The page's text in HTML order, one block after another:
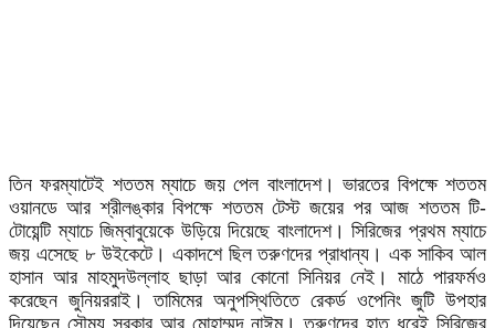
তিন ফরম্যাটেই শততম ম্যাচে জয় পেল বাংলাদেশ। ভারতের বিপক্ষে শততম
ওয়ানডে আর শ্রীলঙ্কার বিপক্ষে শততম টেস্ট জয়ের পর আজ শততম টি-
টোয়েন্টি ম্যাচে জিম্বাবুয়েকে উড়িয়ে দিয়েছে বাংলাদেশ। সিরিজের প্রথম ম্যাচে
জয় এসেছে ৮ উইকেটে। একাদশে ছিল তরুণদের প্রাধান্য। এক সাকিব আল
হাসান আর মাহমুদউল্লাহ ছাড়া আর কোনো সিনিয়র নেই। মাঠে পারফর্মও
করেছেন জুনিয়ররাই। তামিমের অনুপস্থিতিতে রেকর্ড ওপেনিং জুটি উপহার
দিয়েছেন সৌম্য সরকার আর মোহাম্মদ নাঈম। তরুণদের হাত ধরেই সিরিজের